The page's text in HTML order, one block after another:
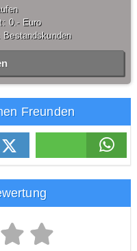
0,- Euro
Freunden